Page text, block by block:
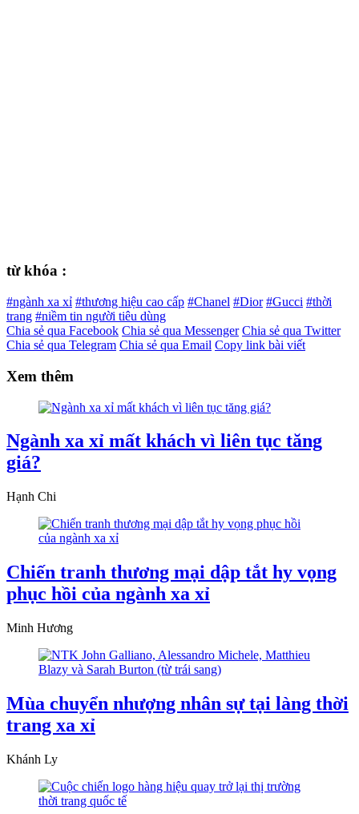
từ khóa :
#ngành xa xỉ #thương hiệu cao cấp #Chanel #Dior #Gucci #thời
trang #niềm tin người tiêu dùng
Chia sẻ qua Facebook Chia sẻ qua Messenger Chia sẻ qua Twitter
Chia sẻ qua Telegram Chia sẻ qua Email Copy link bài viết
Xem thêm
Ngành xa xỉ mất khách vì liên tục tăng
giá?
Hạnh Chi
Chiến tranh thương mại dập tắt hy vọng
phục hồi của ngành xa xỉ
Minh Hương
Mùa chuyển nhượng nhân sự tại làng thời
trang xa xỉ
Khánh Ly